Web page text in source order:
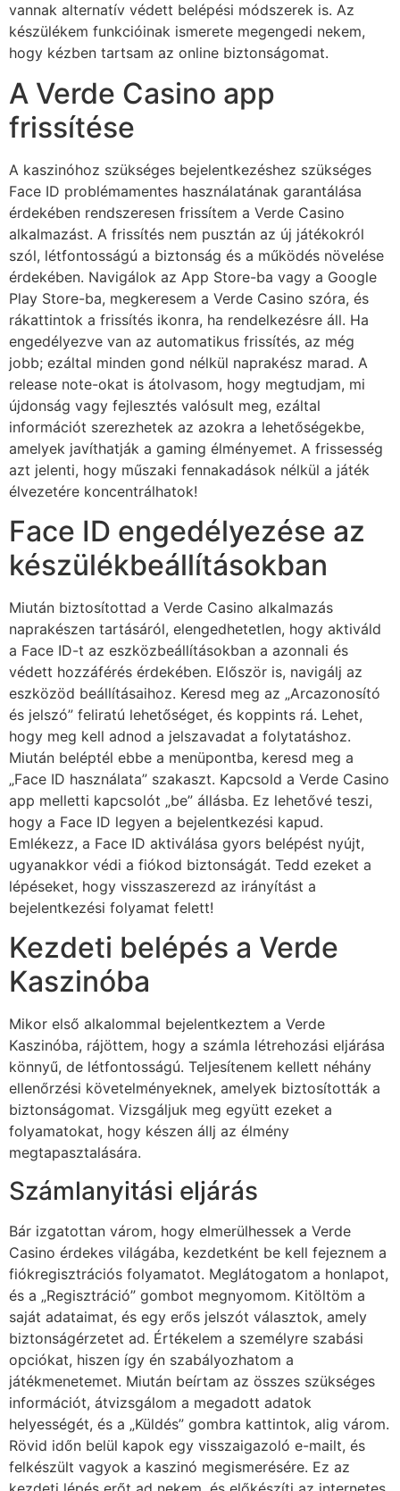
vannak alternatív védett belépési módszerek is. Az
készülékem funkcióinak ismerete megengedi nekem,
hogy kézben tartsam az online biztonságomat.
A Verde Casino app
frissítése
A kaszinóhoz szükséges bejelentkezéshez szükséges
Face ID problémamentes használatának garantálása
érdekében rendszeresen frissítem a Verde Casino
alkalmazást. A frissítés nem pusztán az új játékokról
szól, létfontosságú a biztonság és a működés növelése
érdekében. Navigálok az App Store-ba vagy a Google
Play Store-ba, megkeresem a Verde Casino szóra, és
rákattintok a frissítés ikonra, ha rendelkezésre áll. Ha
engedélyezve van az automatikus frissítés, az még
jobb; ezáltal minden gond nélkül naprakész marad. A
release note-okat is átolvasom, hogy megtudjam, mi
újdonság vagy fejlesztés valósult meg, ezáltal
információt szerezhetek az azokra a lehetőségekbe,
amelyek javíthatják a gaming élményemet. A frissesség
azt jelenti, hogy műszaki fennakadások nélkül a játék
élvezetére koncentrálhatok!
Face ID engedélyezése az
készülékbeállításokban
Miután biztosítottad a Verde Casino alkalmazás
naprakészen tartásáról, elengedhetetlen, hogy aktiváld
a Face ID-t az eszközbeállításokban a azonnali és
védett hozzáférés érdekében. Először is, navigálj az
eszközöd beállításaihoz. Keresd meg az „Arcazonosító
és jelszó” feliratú lehetőséget, és koppints rá. Lehet,
hogy meg kell adnod a jelszavadat a folytatáshoz.
Miután beléptél ebbe a menüpontba, keresd meg a
„Face ID használata” szakaszt. Kapcsold a Verde Casino
app melletti kapcsolót „be” állásba. Ez lehetővé teszi,
hogy a Face ID legyen a bejelentkezési kapud.
Emlékezz, a Face ID aktiválása gyors belépést nyújt,
ugyanakkor védi a fiókod biztonságát. Tedd ezeket a
lépéseket, hogy visszaszerezd az irányítást a
bejelentkezési folyamat felett!
Kezdeti belépés a Verde
Kaszinóba
Mikor első alkalommal bejelentkeztem a Verde
Kaszinóba, rájöttem, hogy a számla létrehozási eljárása
könnyű, de létfontosságú. Teljesítenem kellett néhány
ellenőrzési követelményeknek, amelyek biztosították a
biztonságomat. Vizsgáljuk meg együtt ezeket a
folyamatokat, hogy készen állj az élmény
megtapasztalására.
Számlanyitási eljárás
Bár izgatottan várom, hogy elmerülhessek a Verde
Casino érdekes világába, kezdetként be kell fejeznem a
fiókregisztrációs folyamatot. Meglátogatom a honlapot,
és a „Regisztráció” gombot megnyomom. Kitöltöm a
saját adataimat, és egy erős jelszót választok, amely
biztonságérzetet ad. Értékelem a személyre szabási
opciókat, hiszen így én szabályozhatom a
játékmenetemet. Miután beírtam az összes szükséges
információt, átvizsgálom a megadott adatok
helyességét, és a „Küldés” gombra kattintok, alig várom.
Rövid időn belül kapok egy visszaigazoló e-mailt, és
felkészült vagyok a kaszinó megismerésére. Ez az